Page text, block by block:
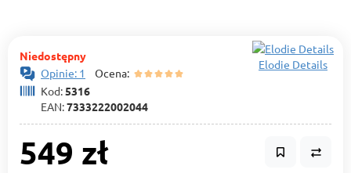
Niedostępny
Opinie: 1
Ocena:
Kod:5316
EAN:7333222002044
Elodie Details
549 zł